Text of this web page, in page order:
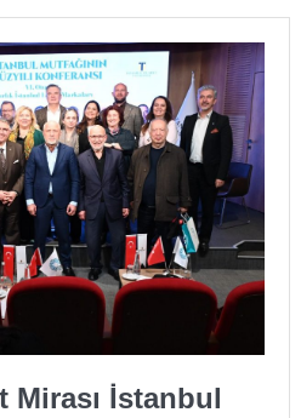
Mirası İstanbul